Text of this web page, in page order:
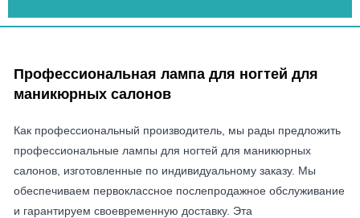
Профессиональная лампа для ногтей для
маникюрных салонов
Как профессиональный производитель, мы рады предложить
профессиональные лампы для ногтей для маникюрных
салонов, изготовленные по индивидуальному заказу. Мы
обеспечиваем первоклассное послепродажное обслуживание
и гарантируем своевременную доставку. Эта